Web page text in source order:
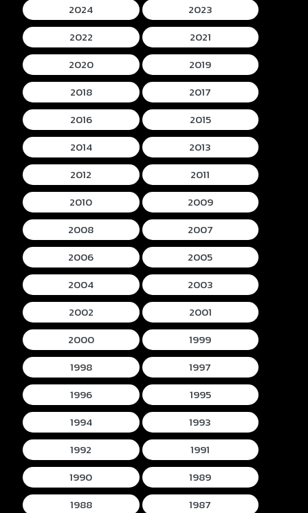
2024
2023
2022
2021
2020
2019
2018
2017
2016
2015
2014
2013
2012
2011
2010
2009
2008
2007
2006
2005
2004
2003
2002
2001
2000
1999
1998
1997
1996
1995
1994
1993
1992
1991
1990
1989
1988
1987